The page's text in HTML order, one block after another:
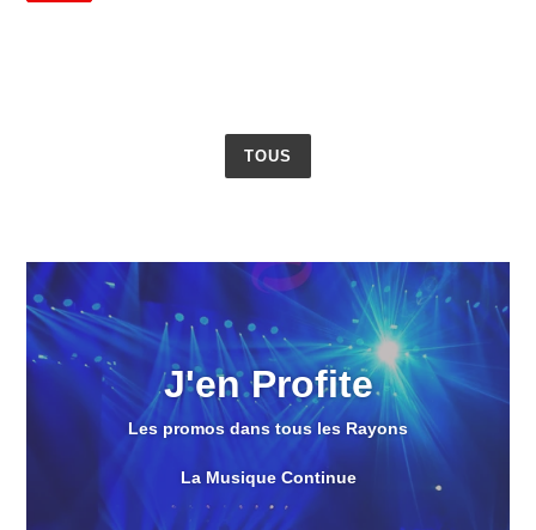
TOUS
J'en Profite
Les promos dans tous les Rayons
La Musique Continue